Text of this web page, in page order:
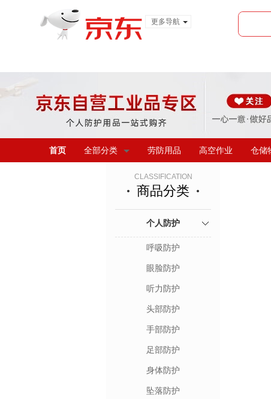
更多导航
首页 全部分类 劳防用品 高空作业 仓储
CLASSIFICATION
商品分类
个人防护
呼吸防护
眼脸防护
听力防护
头部防护
手部防护
足部防护
身体防护
坠落防护